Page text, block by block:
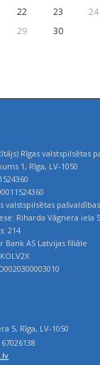
22 23 24
29
30
Rīgas valstspilsētas
1, Rīga, LV-1050
valstspilsētas
Riharda Vāgnera iela
214
Bank AS Latvijas filiāle
5, Rīga, LV-1050
67026138